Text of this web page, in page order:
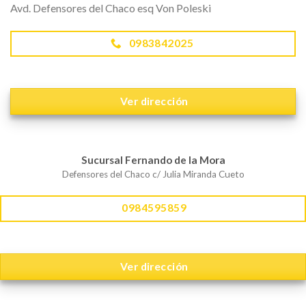
Avd. Defensores del Chaco esq Von Poleski
0983842025
Ver dirección
Sucursal Fernando de la Mora
Defensores del Chaco c/ Julia Miranda Cueto
0984595859
Ver dirección